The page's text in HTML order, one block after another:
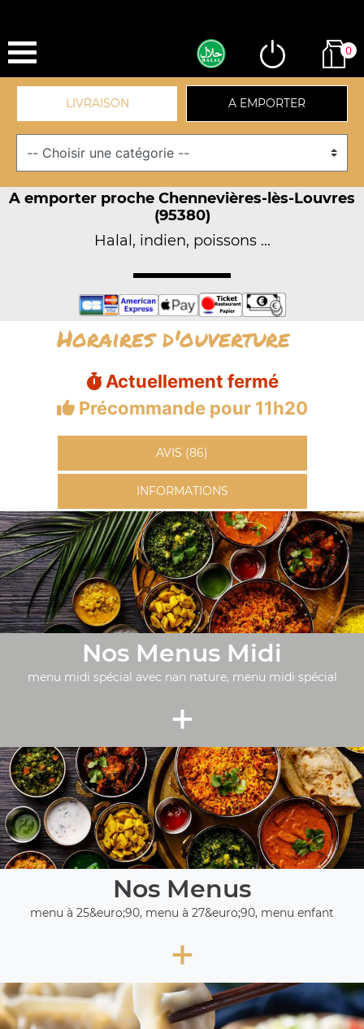
0
LIVRAISON A EMPORTER
A emporter proche Chennevières-lès-Louvres
(95380)
Halal, indien, poissons ...
Horaires d'ouverture
Actuellement fermé
Précommande pour 11h20
AVIS (86)
INFORMATIONS
Nos Menus Midi
menu midi spécial avec nan nature, menu midi spécial
+
Nos Menus
menu à 25&euro;90, menu à 27&euro;90, menu enfant
+